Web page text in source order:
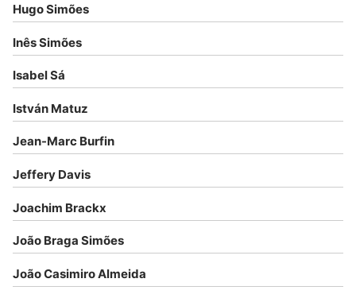
Hugo Simões
Inês Simões
Isabel Sá
István Matuz
Jean-Marc Burfin
Jeffery Davis
Joachim Brackx
João Braga Simões
João Casimiro Almeida